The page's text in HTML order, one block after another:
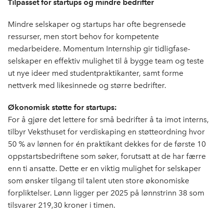
Tilpasset for startups og mindre bedrifter
Mindre selskaper og startups har ofte begrensede
ressurser, men stort behov for kompetente
medarbeidere. Momentum Internship gir tidligfase-
selskaper en effektiv mulighet til å bygge team og teste
ut nye ideer med studentpraktikanter, samt forme
nettverk med likesinnede og større bedrifter.
Økonomisk støtte for startups:
For å gjøre det lettere for små bedrifter å ta imot interns,
tilbyr Veksthuset for verdiskaping en støtteordning hvor
50 % av lønnen for én praktikant dekkes for de første 10
oppstartsbedriftene som søker, forutsatt at de har færre
enn ti ansatte. Dette er en viktig mulighet for selskaper
som ønsker tilgang til talent uten store økonomiske
forpliktelser. Lønn ligger per 2025 på lønnstrinn 38 som
tilsvarer 219,30 kroner i timen.